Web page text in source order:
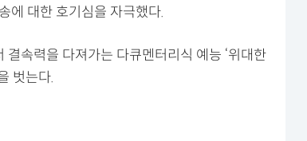
에 대한 호기심을 자극했다.
속력을 다져가는 다큐멘터리식 예능 ‘위대한
벗는다.